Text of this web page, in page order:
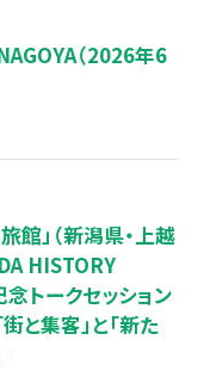
（2026年6
」（新潟県・上越
HISTORY
トークセッション
と集客」と「新た